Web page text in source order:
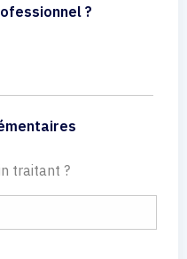
?
traitant ?